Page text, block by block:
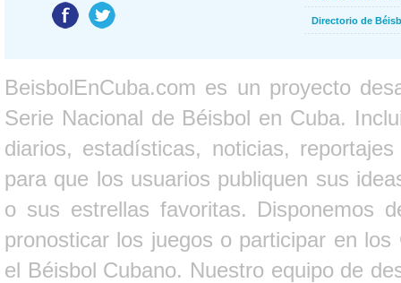
Directorio de
BeisbolEnCuba.com es un proyecto
Serie Nacional de Béisbol en Cuba.
diarios, estadísticas, noticias,
para que los usuarios publiquen sus
o sus estrellas favoritas. Disponemos
pronosticar los juegos o participar en
el Béisbol Cubano. Nuestro equipo de